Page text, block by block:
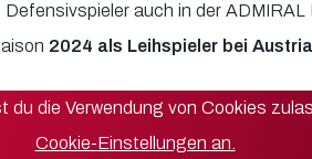
auch in der
2024 als Leihspieler bei
du die Verwendung von Cookies
Cookie-Einstellungen an.